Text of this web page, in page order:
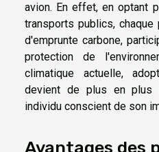
avion. En effet, en optant
transports publics,
d'emprunte carbone,
protection de
climatique actuelle,
devient de plus en plus
individu conscient de son
Avantages des